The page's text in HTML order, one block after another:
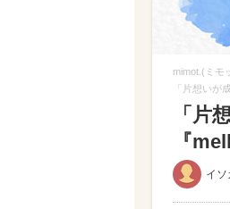
mimot.(ミモ
「片想いが
「片
『
イソ